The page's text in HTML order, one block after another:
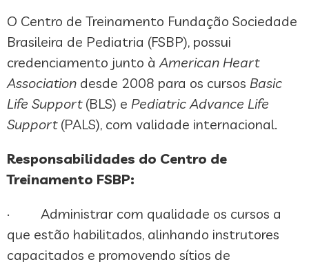
O Centro de Treinamento Fundação Sociedade
Brasileira de Pediatria (FSBP), possui
credenciamento junto àAmerican Heart
Association desde 2008 para os cursos Basic
Life Support (BLS) e Pediatric Advance Life
Support(PALS), com validade internacional.
Responsabilidades do Centro de
Treinamento FSBP:
· Administrar com qualidade os cursos a
que estão habilitados, alinhando instrutores
capacitados e promovendo sítios de